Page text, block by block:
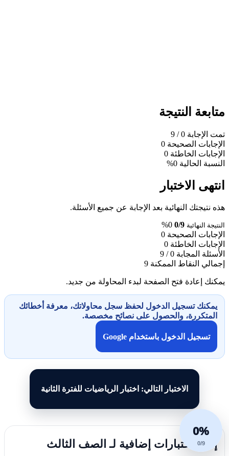
متابعة النتيجة
تمت الإجابة 0
/ 9
الإجابات الصحيحة 0
الإجابات الخاطئة 0
النسبة الحالية 0%
انتهى الاختبار
هذه نتيجتك النهائية بعد الإجابة عن جميع الأسئلة.
النتيجة النهائية 0/9
0%
الإجابات الصحيحة 0
الإجابات الخاطئة 0
الأسئلة المجابة 0 / 9
إجمالي النقاط الممكنة 9
يمكنك إعادة فتح الصفحة لبدء المحاولة من جديد.
يمكنك تسجيل الدخول لحفظ سجل محاولاتك، معرفة أخطائك
المتكررة، والحصول على نصائح مخصصة.
تسجيل الدخول باستخدام Google
الاختبار التالي: اختبار الرياضيات للفترة الثانية
0%
0/9
إليك اختبارات إضافية لـ الصف الثالث